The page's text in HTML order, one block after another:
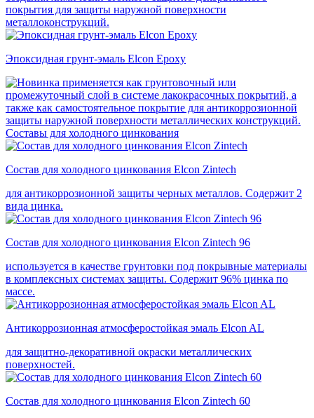
покрытия для защиты наружной поверхности
металлоконструкций.
Эпоксидная грунт-эмаль Elcon Epoxy
применяется как грунтовочный или
промежуточный слой в системе лакокрасочных покрытий, а
также как самостоятельное покрытие для антикоррозионной
защиты наружной поверхности металлических конструкций.
Составы для холодного цинкования
Состав для холодного цинкования Elcon Zintech
для антикоррозионной защиты черных металлов. Содержит 2
вида цинка.
Состав для холодного цинкования Elcon Zintech 96
используется в качестве грунтовки под покрывные материалы
в комплексных системах защиты. Cодержит 96% цинка по
массе.
Антикоррозионная атмосферостойкая эмаль Elcon AL
для защитно-декоративной окраски металлических
поверхностей.
Состав для холодного цинкования Elcon Zintech 60